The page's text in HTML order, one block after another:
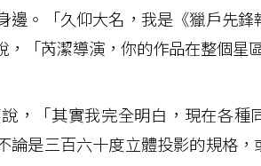
。「久仰大名，我是《獵戶先鋒
「芮潔導演，你的作品在整個星
，「其實我完全明白，現在各種
論是三百六十度立體投影的規格，